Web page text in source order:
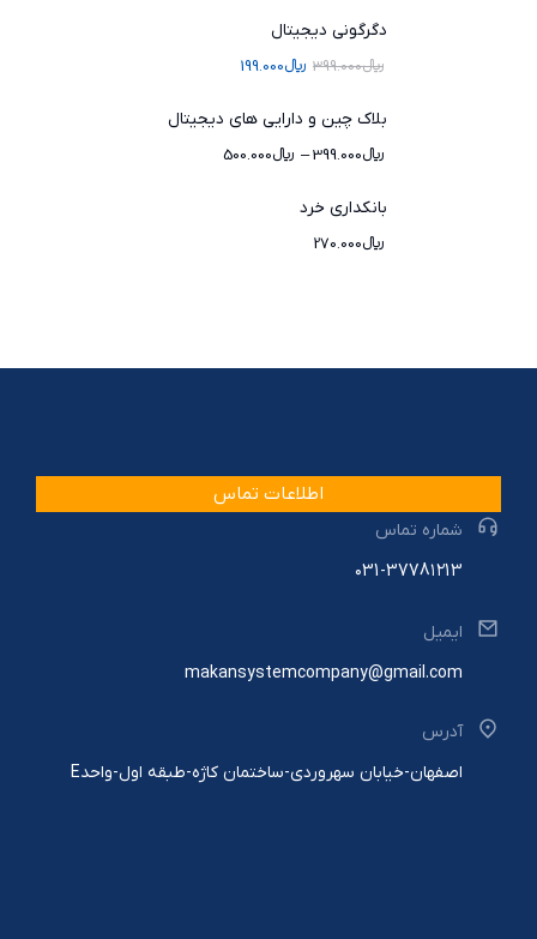
دگرگونی دیجیتال
﷼399.000 ﷼199.000
بلاک چین و دارایی های دیجیتال
﷼399.000
– ﷼500.000
بانکداری خرد
﷼270.000
اطلاعات تماس
شماره تماس
۰31-3778۱۲13
ایمیل
makansystemcompany@gmail.com
آدرس
اصفهان-خیابان سهروردی-ساختمان کاژه-طبقه اول-واحدE